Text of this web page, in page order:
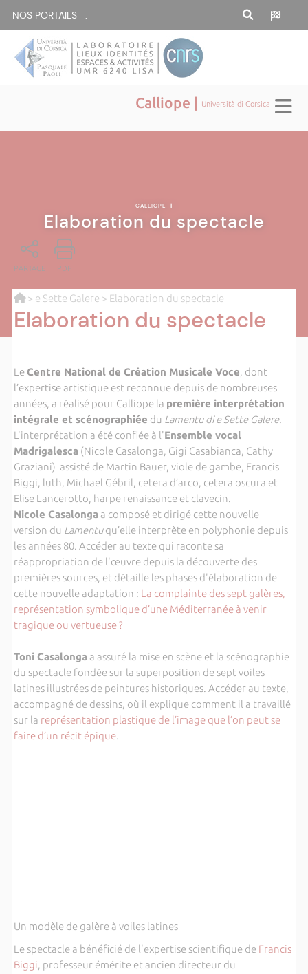
NOS PORTAILS :
Calliope | Università di Corsica
CALLIOPE |
Elaboration du spectacle
PARTAGE PDF
> e Sette Galere > Elaboration du spectacle
Elaboration du spectacle
Le Centre National de Création Musicale Voce, dont
l’expertise artistique est reconnue depuis de nombreuses
années, a réalisé pour Calliope la première interprétation
intégrale et scénographiée du Lamentu di e Sette Galere.
L'interprétation a été confiée à l'Ensemble vocal
Madrigalesca(Nicole Casalonga, Gigi Casabianca, Cathy
Graziani) assisté de Martin Bauer, viole de gambe, Francis
Biggi, luth, Michael Gébril, cetera d’arco, cetera oscura et
Elise Lancerotto, harpe renaissance et clavecin.
Nicole Casalongaa composé et dirigé cette nouvelle
version du Lamentuqu’elle interprète en polyphonie depuis
les années 80. Accéder au texte qui racontesa
réappropriation de l'œuvre depuis la découverte des
premières sources, et détaille les phases d'élaboration de
cette nouvelle adaptation : La complainte des sept galères,
représentation symbolique d’une Méditerranée à venir
tragique ou vertueuse ?
Toni Casalongaa assuré la mise en scène et la scénographie
du spectacle fondée sur la superposition de sept voiles
latines illustrées de peintures historiques. Accéder au texte,
accompagné de dessins, où il explique comment il a travaillé
sur la représentation plastique de l’image que l’on peut se
faire d’un récit épique.
Un modèle de galère à voiles latines
Le spectacle a bénéficié de l'expertise scientifique de Francis
Biggi, professeur émérite et ancien directeur du